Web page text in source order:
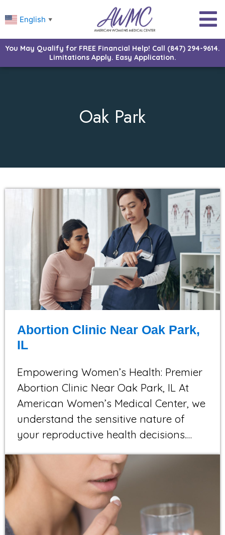
English ▼
You May Qualify for FREE Financial Help! Call (847) 294-9614.
Limitations Apply. Easy Application.
Oak Park
Abortion Clinic Near Oak Park,
IL
Empowering Women’s Health: Premier
Abortion Clinic Near Oak Park, IL At
American Women’s Medical Center, we
understand the sensitive nature of
your reproductive health decisions.…